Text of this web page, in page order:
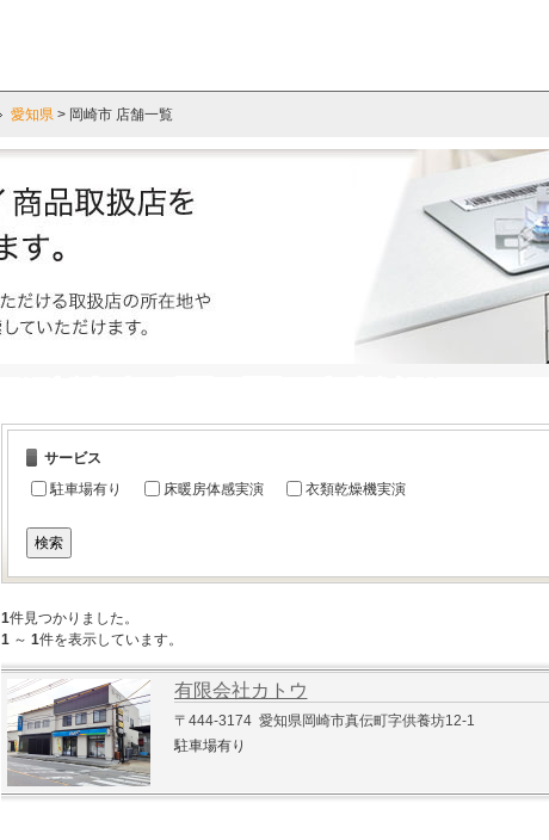
愛知県> 岡崎市 店舗一覧
サービス
駐車場有り
床暖房体感実演 衣類乾燥機実演
1件見つかりました。
1～ 1件を表示しています。
有限会社カトウ
〒444-3174 愛知県岡崎市真伝町字供養坊12-1
駐車場有り